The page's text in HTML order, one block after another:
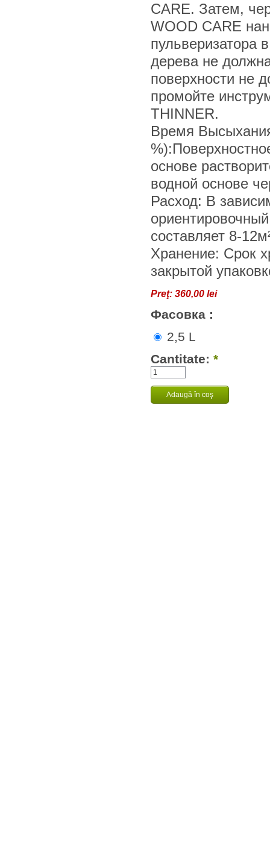
CARE. Затем,
WOOD CARE
пульверизатора
дерева не
поверхности не
промойте
THINNER.
Время
основе
водной основе
Расход: В
составляет 8-
Хранение: Срок
закрытой
Preţ: 360,00 lei
Фасовка :
2,5 L
Cantitate: *